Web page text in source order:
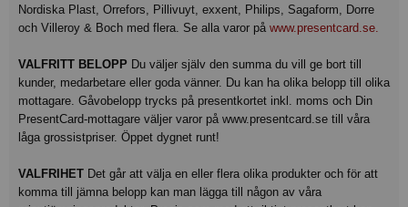
Nordiska Plast, Orrefors, Pillivuyt, exxent, Philips, Sagaform, Dorre
och Villeroy & Boch med flera. Se alla varor på www.presentcard.se.
VALFRITT BELOPP Du väljer själv den summa du vill ge bort till
kunder, medarbetare eller goda vänner. Du kan ha olika belopp till olika
mottagare. Gåvobelopp trycks på presentkortet inkl. moms och Din
PresentCard-mottagare väljer varor på www.presentcard.se till våra
låga grossistpriser. Öppet dygnet runt!
VALFRIHET Det går att välja en eller flera olika produkter och för att
komma till jämna belopp kan man lägga till någon av våra